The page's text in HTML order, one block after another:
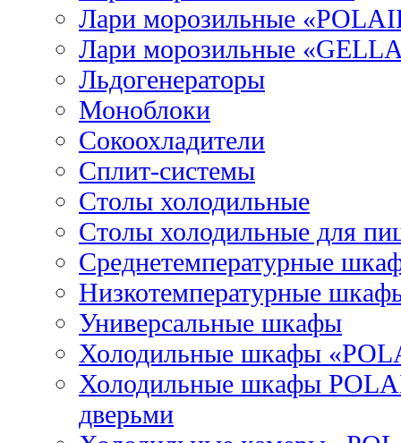
Лари морозильные
Лари морозильные
Льдогенераторы
Моноблоки
Сокоохладители
Сплит-системы
Столы холодильные
Столы холодильные для
Среднетемпературные
Низкотемпературные
Универсальные шкафы
Холодильные шкафы
Холодильные шкафы
дверьми